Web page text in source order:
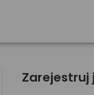
Zarejestruj